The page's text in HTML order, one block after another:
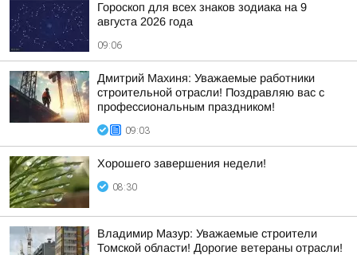
Гороскоп для всех знаков зодиака на 9
августа 2026 года
09:06
Дмитрий Махиня: Уважаемые работники
строительной отрасли! Поздравляю вас с
профессиональным праздником!
09:03
Хорошего завершения недели!
08:30
Владимир Мазур: Уважаемые строители
Томской области! Дорогие ветераны отрасли!